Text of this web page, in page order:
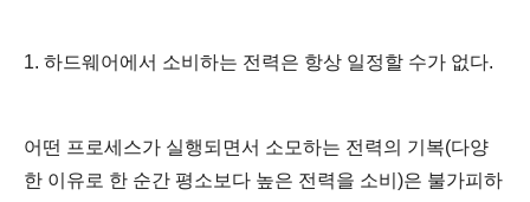
1. 하드웨어에서 소비하는 전력은 항상 일정할 수가 없다.
어떤 프로세스가 실행되면서 소모하는 전력의 기복(다양
한 이유로 한 순간 평소보다 높은 전력을 소비)은 불가피하